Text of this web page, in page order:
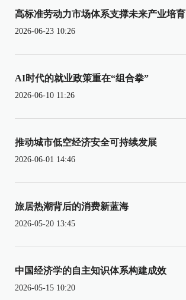
高标准劳动力市场体系支撑未来产业培育
2026-06-23 10:26
AI时代的就业政策重在“组合拳”
2026-06-10 11:26
推动城市低空经济安全可持续发展
2026-06-01 14:46
旅居热潮背后的消费新蓝海
2026-05-20 13:45
中国经济学的自主知识体系构建成效
2026-05-15 10:20